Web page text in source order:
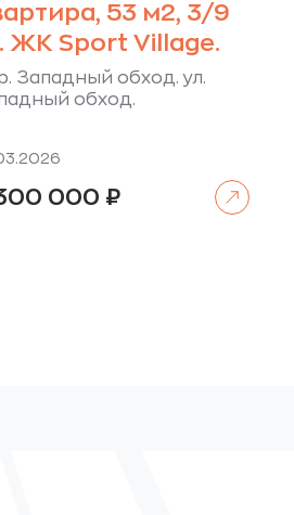
53 м2, 3/9
ЖК Sport Village.
Западный обход. ул.
обход.
000 ₽